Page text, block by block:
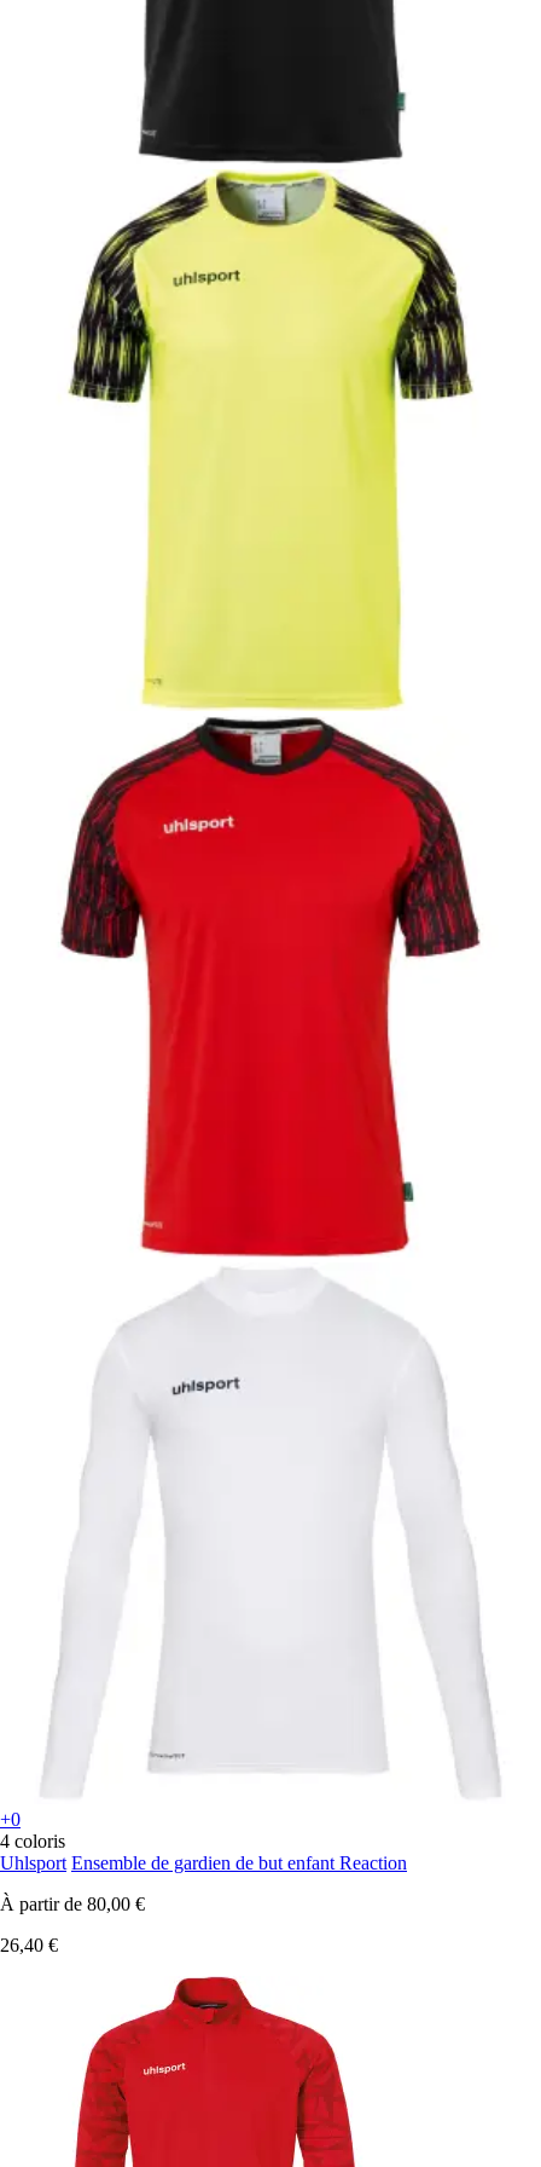
+0
4 coloris
Uhlsport Ensemble de gardien de but enfant Reaction
À partir de 80,00 €
26,40 €